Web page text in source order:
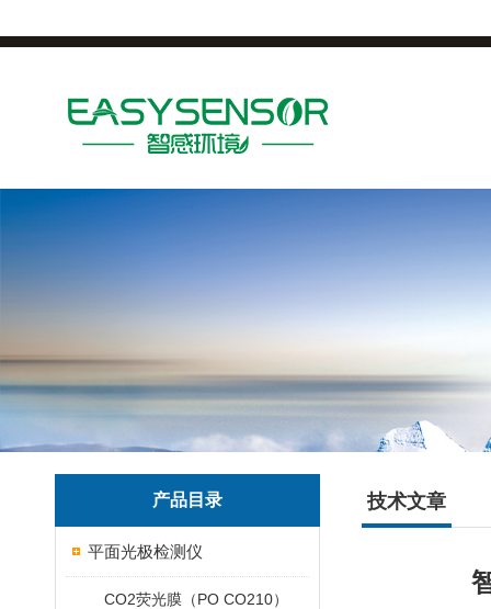
产品目录
平面光极检测仪
CO2荧光膜（PO CO210）
技术文章